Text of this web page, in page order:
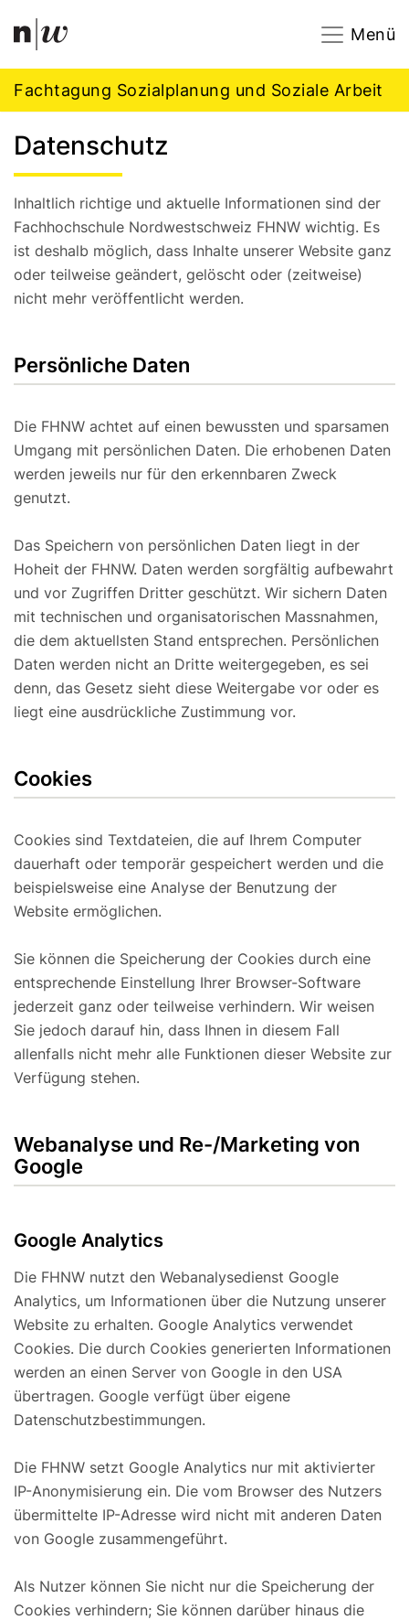
Navigation
Menü
Fachtagung Sozialplanung und Soziale Arbeit
Datenschutz
Inhaltlich richtige und aktuelle Informationen sind der
Fachhochschule Nordwestschweiz FHNW wichtig. Es
ist deshalb möglich, dass Inhalte unserer Website ganz
oder teilweise geändert, gelöscht oder (zeitweise)
nicht mehr veröffentlicht werden.
Persönliche Daten
Die FHNW achtet auf einen bewussten und sparsamen
Umgang mit persönlichen Daten. Die erhobenen Daten
werden jeweils nur für den erkennbaren Zweck
genutzt.
Das Speichern von persönlichen Daten liegt in der
Hoheit der FHNW. Daten werden sorgfältig aufbewahrt
und vor Zugriffen Dritter geschützt. Wir sichern Daten
mit technischen und organisatorischen Massnahmen,
die dem aktuellsten Stand entsprechen. Persönlichen
Daten werden nicht an Dritte weitergegeben, es sei
denn, das Gesetz sieht diese Weitergabe vor oder es
liegt eine ausdrückliche Zustimmung vor.
Cookies
Cookies sind Textdateien, die auf Ihrem Computer
dauerhaft oder temporär gespeichert werden und die
beispielsweise eine Analyse der Benutzung der
Website ermöglichen.
Sie können die Speicherung der Cookies durch eine
entsprechende Einstellung Ihrer Browser-Software
jederzeit ganz oder teilweise verhindern. Wir weisen
Sie jedoch darauf hin, dass Ihnen in diesem Fall
allenfalls nicht mehr alle Funktionen dieser Website zur
Verfügung stehen.
Webanalyse und Re-/Marketing von
Google
Google Analytics
Die FHNW nutzt den Webanalysedienst Google
Analytics, um Informationen über die Nutzung unserer
Website zu erhalten. Google Analytics verwendet
Cookies. Die durch Cookies generierten Informationen
werden an einen Server von Google in den USA
übertragen. Google verfügt über eigene
Datenschutzbestimmungen.
Die FHNW setzt Google Analytics nur mit aktivierter
IP-Anonymisierung ein. Die vom Browser des Nutzers
übermittelte IP-Adresse wird nicht mit anderen Daten
von Google zusammengeführt.
Als Nutzer können Sie nicht nur die Speicherung der
Cookies verhindern; Sie können darüber hinaus die
Footer